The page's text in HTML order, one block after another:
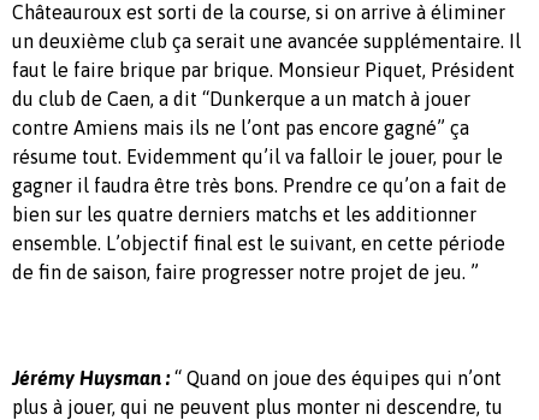
Châteauroux est sorti de la course, si on arrive à éliminer
un deuxième club ça serait une avancée supplémentaire. Il
faut le faire brique par brique. Monsieur Piquet, Président
du club de Caen, a dit “Dunkerque a un match à jouer
contre Amiens mais ils ne l’ont pas encore gagné” ça
résume tout. Evidemment qu’il va falloir le jouer, pour le
gagner il faudra être très bons. Prendre ce qu’on a fait de
bien sur les quatre derniers matchs et les additionner
ensemble. L’objectif final est le suivant, en cette période
de fin de saison, faire progresser notre projet de jeu. ”
Jérémy Huysman :“ Quand on joue des équipes qui n’ont
plus à jouer, qui ne peuvent plus monter ni descendre, tu